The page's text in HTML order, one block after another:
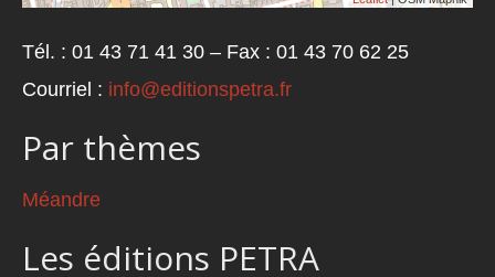
Tél. : 01 43 71 41 30 – Fax : 01 43 70 62 25
Courriel : info@editionspetra.fr
Par thèmes
Méandre
Les éditions PETRA